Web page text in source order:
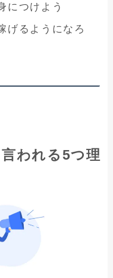
につけよう
げるようになろ
われる5つ理